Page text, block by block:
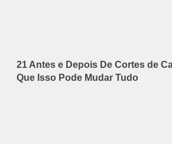
21 Antes e Depois De Cortes de
Que Isso Pode Mudar Tudo